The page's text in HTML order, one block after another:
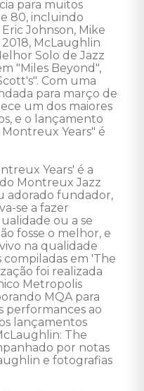
para muitos
80, incluindo
Johnson, Mike
McLaughlin
Solo de Jazz
"Miles Beyond",
Com uma
para março de
um dos maiores
e o lançamento
Years" é
Years' é a
Montreux Jazz
adorado fundador,
se a fazer
ou a se
fosse o melhor, e
na qualidade
compiladas em 'The
foi realizada
Metropolis
MQA para
performances ao
lançamentos
The
por notas
e fotografias